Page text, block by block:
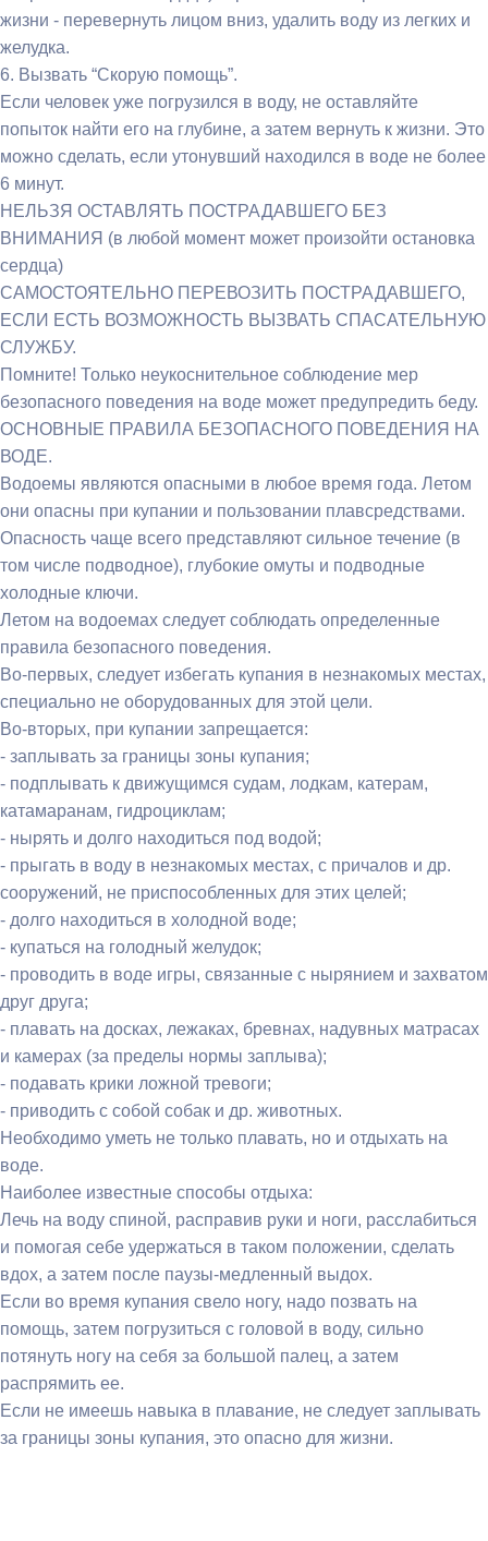
жизни - перевернуть лицом вниз, удалить воду из легких и
желудка.
6. Вызвать “Скорую помощь”.
Если человек уже погрузился в воду, не оставляйте
попыток найти его на глубине, а затем вернуть к жизни. Это
можно сделать, если утонувший находился в воде не более
6 минут.
НЕЛЬЗЯ ОСТАВЛЯТЬ ПОСТРАДАВШЕГО БЕЗ
ВНИМАНИЯ (в любой момент может произойти остановка
сердца)
САМОСТОЯТЕЛЬНО ПЕРЕВОЗИТЬ ПОСТРАДАВШЕГО,
ЕСЛИ ЕСТЬ ВОЗМОЖНОСТЬ ВЫЗВАТЬ СПАСАТЕЛЬНУЮ
СЛУЖБУ.
Помните! Только неукоснительное соблюдение мер
безопасного поведения на воде может предупредить беду.
ОСНОВНЫЕ ПРАВИЛА БЕЗОПАСНОГО ПОВЕДЕНИЯ НА
ВОДЕ.
Водоемы являются опасными в любое время года. Летом
они опасны при купании и пользовании плавсредствами.
Опасность чаще всего представляют сильное течение (в
том числе подводное), глубокие омуты и подводные
холодные ключи.
Летом на водоемах следует соблюдать определенные
правила безопасного поведения.
Во-первых, следует избегать купания в незнакомых местах,
специально не оборудованных для этой цели.
Во-вторых, при купании запрещается:
- заплывать за границы зоны купания;
- подплывать к движущимся судам, лодкам, катерам,
катамаранам, гидроциклам;
- нырять и долго находиться под водой;
- прыгать в воду в незнакомых местах, с причалов и др.
сооружений, не приспособленных для этих целей;
- долго находиться в холодной воде;
- купаться на голодный желудок;
- проводить в воде игры, связанные с нырянием и захватом
друг друга;
- плавать на досках, лежаках, бревнах, надувных матрасах
и камерах (за пределы нормы заплыва);
- подавать крики ложной тревоги;
- приводить с собой собак и др. животных.
Необходимо уметь не только плавать, но и отдыхать на
воде.
Наиболее известные способы отдыха:
Лечь на воду спиной, расправив руки и ноги, расслабиться
и помогая себе удержаться в таком положении, сделать
вдох, а затем после паузы-медленный выдох.
Если во время купания свело ногу, надо позвать на
помощь, затем погрузиться с головой в воду, сильно
потянуть ногу на себя за большой палец, а затем
распрямить ее.
Если не имеешь навыка в плавание, не следует заплывать
за границы зоны купания, это опасно для жизни.